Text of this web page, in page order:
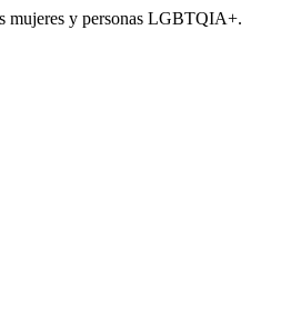
mujeres y personas LGBTQIA+.